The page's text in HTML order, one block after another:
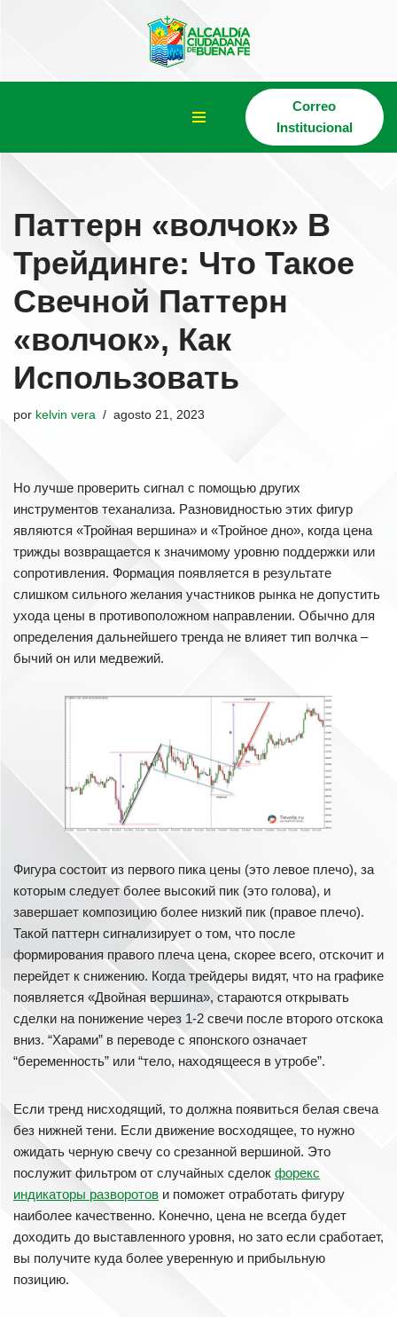
Correo
Institucional
Паттерн «волчок» В
Трейдинге: Что Такое
Свечной Паттерн
«волчок», Как
Использовать
por kelvin vera agosto 21, 2023
Но лучше проверить сигнал с помощью других
инструментов теханализа. Разновидностью этих фигур
являются «Тройная вершина» и «Тройное дно», когда цена
трижды возвращается к значимому уровню поддержки или
сопротивления. Формация появляется в результате
слишком сильного желания участников рынка не допустить
ухода цены в противоположном направлении. Обычно для
определения дальнейшего тренда не влияет тип волчка –
бычий он или медвежий.
Фигура состоит из первого пика цены (это левое плечо), за
которым следует более высокий пик (это голова), и
завершает композицию более низкий пик (правое плечо).
Такой паттерн сигнализирует о том, что после
формирования правого плеча цена, скорее всего, отскочит и
перейдет к снижению. Когда трейдеры видят, что на графике
появляется «Двойная вершина», стараются открывать
сделки на понижение через 1-2 свечи после второго отскока
вниз. “Харами” в переводе с японского означает
“беременность” или “тело, находящееся в утробе”.
Если тренд нисходящий, то должна появиться белая свеча
без нижней тени. Если движение восходящее, то нужно
ожидать черную свечу со срезанной вершиной. Это
послужит фильтром от случайных сделок форекс
индикаторы разворотов и поможет отработать фигуру
наиболее качественно. Конечно, цена не всегда будет
доходить до выставленного уровня, но зато если сработает,
вы получите куда более уверенную и прибыльную
позицию.